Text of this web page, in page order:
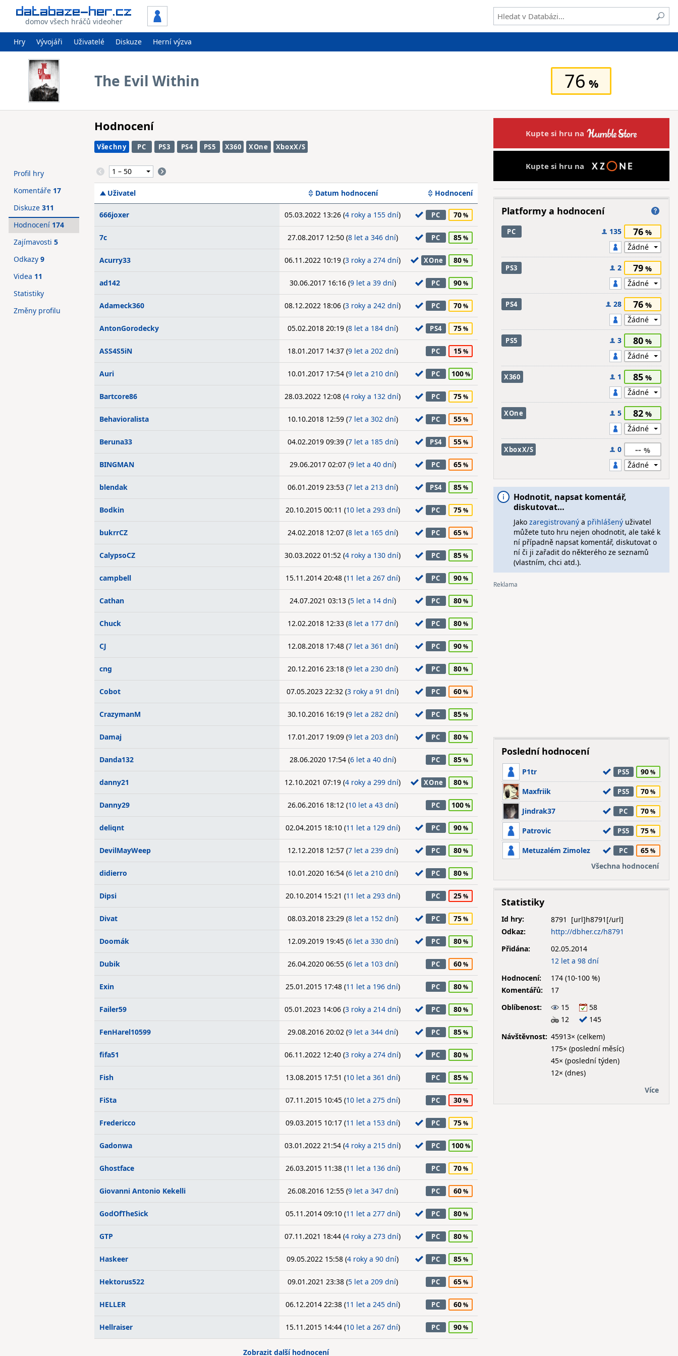
domov všech hráčů videoher
Hry Vývojáři Uživatelé Diskuze Herní výzva
The Evil Within 76
Hodnocení
Všechny PC PS3 PS4 PS5 X360 XOne XboxX/S
Uživatel Datum hodnocení Hodnocení
666joxer 05.03.2022 13:26 (4 roky a 155 dní) PC 70
7c 27.08.2017 12:50 (8 let a 346 dní) PC 85
Acurry33 06.11.2022 10:19 (3 roky a 274 dní) XOne 80
ad142 30.06.2017 16:16 (9 let a 39 dní) PC 90
Adameck360 08.12.2022 18:06 (3 roky a 242 dní) PC 70
AntonGorodecky 05.02.2018 20:19 (8 let a 184 dní) PS4 75
ASS4S5iN 18.01.2017 14:37 (9 let a 202 dní) PC 15
Auri 10.01.2017 17:54 (9 let a 210 dní) PC 100
Bartcore86 28.03.2022 12:08 (4 roky a 132 dní) PC 75
Behavioralista 10.10.2018 12:59 (7 let a 302 dní) PC 55
Beruna33 04.02.2019 09:39 (7 let a 185 dní) PS4 55
BINGMAN 29.06.2017 02:07 (9 let a 40 dní) PC 65
blendak 06.01.2019 23:53 (7 let a 213 dní) PS4 85
Bodkin 20.10.2015 00:11 (10 let a 293 dní) PC 75
bukrrCZ 24.02.2018 12:07 (8 let a 165 dní) PC 65
CalypsoCZ 30.03.2022 01:52 (4 roky a 130 dní) PC 85
campbell 15.11.2014 20:48 (11 let a 267 dní) PC 90
Cathan 24.07.2021 03:13 (5 let a 14 dní) PC 80
Chuck 12.02.2018 12:33 (8 let a 177 dní) PC 80
CJ 12.08.2018 17:48 (7 let a 361 dní) PC 90
cng 20.12.2016 23:18 (9 let a 230 dní) PC 80
Cobot 07.05.2023 22:32 (3 roky a 91 dní) PC 60
CrazymanM 30.10.2016 16:19 (9 let a 282 dní) PC 85
Damaj 17.01.2017 19:09 (9 let a 203 dní) PC 80
Danda132 28.06.2020 17:54 (6 let a 40 dní) PC 85
danny21 12.10.2021 07:19 (4 roky a 299 dní) XOne 80
Danny29 26.06.2016 18:12 (10 let a 43 dní) PC 100
deliqnt 02.04.2015 18:10 (11 let a 129 dní) PC 90
DevilMayWeep 12.12.2018 12:57 (7 let a 239 dní) PC 80
didierro 10.01.2020 16:54 (6 let a 210 dní) PC 80
Dipsi 20.10.2014 15:21 (11 let a 293 dní) PC 25
Divat 08.03.2018 23:29 (8 let a 152 dní) PC 75
Doomák 12.09.2019 19:45 (6 let a 330 dní) PC 80
Dubik 26.04.2020 06:55 (6 let a 103 dní) PC 60
Exin 25.01.2015 17:48 (11 let a 196 dní) PC 80
Failer59 05.01.2023 14:06 (3 roky a 214 dní) PC 80
FenHarel10599 29.08.2016 20:02 (9 let a 344 dní) PC 85
fifa51 06.11.2022 12:40 (3 roky a 274 dní) PC 80
Fish 13.08.2015 17:51 (10 let a 361 dní) PC 85
FiSta 07.11.2015 10:45 (10 let a 275 dní) PC 30
Fredericco 09.03.2015 10:17 (11 let a 153 dní) PC 75
Gadonwa 03.01.2022 21:54 (4 roky a 215 dní) PC 100
Ghostface 26.03.2015 11:38 (11 let a 136 dní) PC 70
Giovanni Antonio Kekelli 26.08.2016 12:55 (9 let a 347 dní) PC 60
GodOfTheSick 05.11.2014 09:10 (11 let a 277 dní) PC 80
GTP 07.11.2021 18:44 (4 roky a 273 dní) PC 80
Haskeer 09.05.2022 15:58 (4 roky a 90 dní) PC 85
Hektorus522 09.01.2021 23:38 (5 let a 209 dní) PC 65
HELLER 06.12.2014 22:38 (11 let a 245 dní) PC 60
Hellraiser 15.11.2015 14:44 (10 let a 267 dní) PC 90
Zobrazit další hodnocení
Profil hry
Komentáře 17
Diskuze 311
Hodnocení 174
Zajímavosti 5
Odkazy 9
Videa 11
Statistiky
Změny profilu
Kupte si hru na
Kupte si hru na
Platformy a hodnocení
PC 135 76
PS3 2 79
PS4 28 76
PS5 3 80
X360 1 85
XOne 5 82
XboxX/S 0 --
Hodnotit, napsat komentář,
diskutovat…
Jako zaregistrovanýa přihlášenýuživatel
můžete tuto hru nejen ohodnotit, ale také k
ní případně napsat komentář, diskutovat o
ní či ji zařadit do některého ze seznamů
(vlastním, chci atd.).
Poslední hodnocení
P1tr PS5 90
Maxfriik PS5 70
Jindrak37 PC 70
Patrovic PS5 75
Metuzalém Zimolez PC
65
Všechna hodnocení
Statistiky
Id hry:
8791
Odkaz:
http://dbher.cz/h8791
Přidána:
02.05.2014
12 let a 98 dní
Hodnocení:
174 (10-100 %)
Komentářů:
17
Oblíbenost:
15
58
12
145
Návštěvnost: 45913× (celkem)
175× (poslední měsíc)
45× (poslední týden)
12× (dnes)
Více